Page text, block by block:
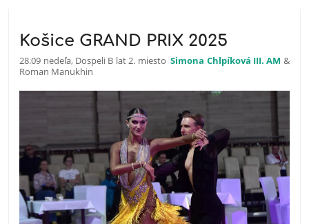
Košice GRAND PRIX 2025
28.09 nedeľa, Dospeli B lat 2. miestoSimona Chlpíková III. AM &
Roman Manukhin